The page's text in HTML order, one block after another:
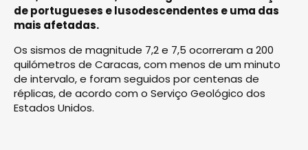
de portugueses e lusodescendentes e uma das
mais afetadas.
Os sismos de magnitude 7,2 e 7,5 ocorreram a 200
quilómetros de Caracas, com menos de um minuto
de intervalo, e foram seguidos por centenas de
réplicas, de acordo com o Serviço Geológico dos
Estados Unidos.